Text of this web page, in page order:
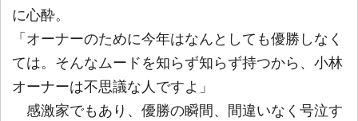
に心酔。
「オーナーのために今年はなんとしても優勝しなく
ては。そんなムードを知らず知らず持つから、小林
オーナーは不思議な人ですよ」
感激家でもあり、優勝の瞬間、間違いなく号泣す